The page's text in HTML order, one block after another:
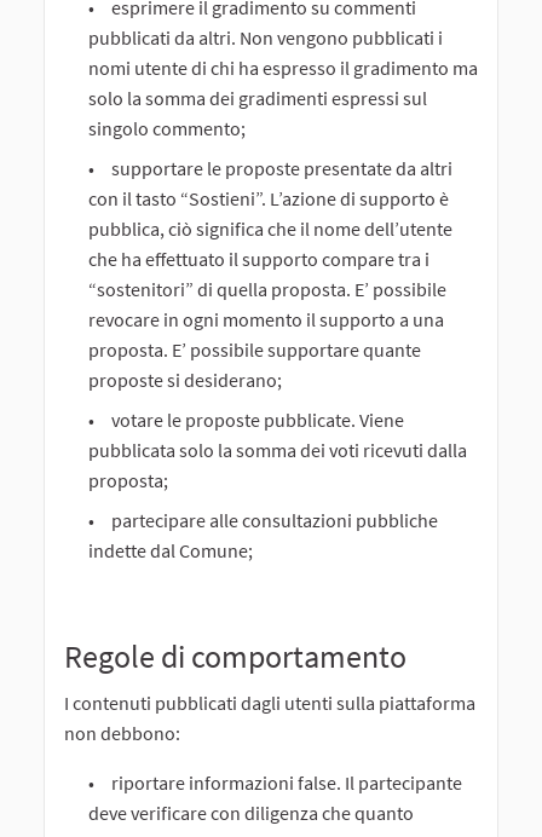
esprimere il gradimento su commenti
pubblicati da altri. Non vengono pubblicati i
nomi utente di chi ha espresso il gradimento ma
solo la somma dei gradimenti espressi sul
singolo commento;
supportare le proposte presentate da altri
con il tasto “Sostieni”. L’azione di supporto è
pubblica, ciò significa che il nome dell’utente
che ha effettuato il supporto compare tra i
“sostenitori” di quella proposta. E’ possibile
revocare in ogni momento il supporto a una
proposta. E’ possibile supportare quante
proposte si desiderano;
votare le proposte pubblicate. Viene
pubblicata solo la somma dei voti ricevuti dalla
proposta;
partecipare alle consultazioni pubbliche
indette dal Comune;
Regole di comportamento
I contenuti pubblicati dagli utenti sulla piattaforma
non debbono:
riportare informazioni false. Il partecipante
deve verificare con diligenza che quanto